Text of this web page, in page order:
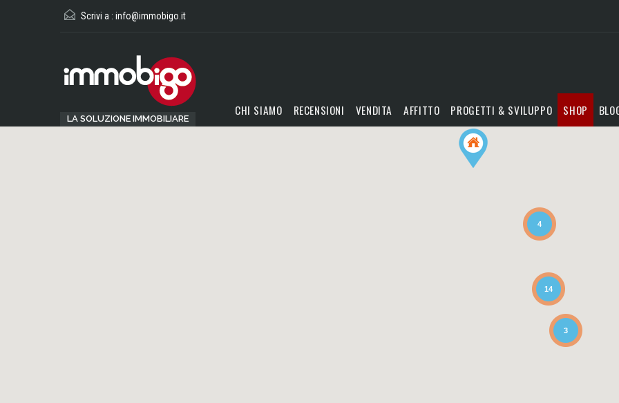
Scrivi a : info@immobigo.it
LA SOLUZIONE IMMOBILIARE
CHI SIAMO RECENSIONI VENDITA AFFITTO PROGETTI & SVILUPPO SHOP
4
14
3